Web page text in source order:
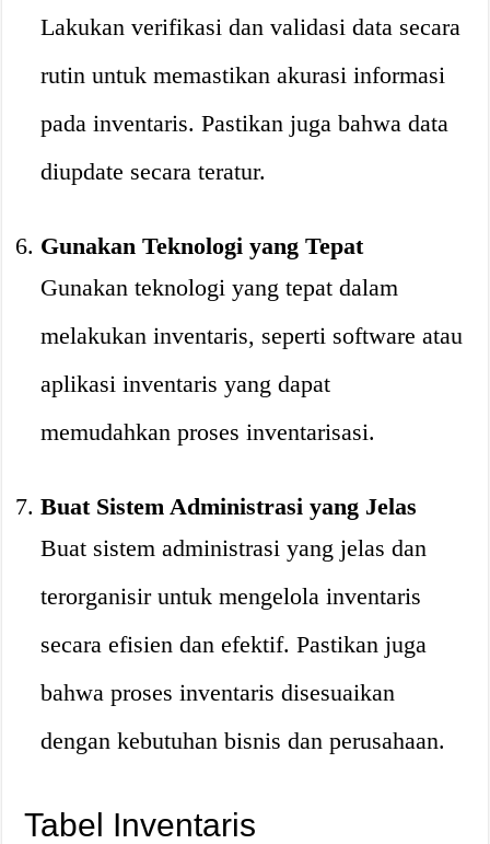
Lakukan verifikasi dan validasi data secara
rutin untuk memastikan akurasi informasi
pada inventaris. Pastikan juga bahwa data
diupdate secara teratur.
Gunakan Teknologi yang Tepat
Gunakan teknologi yang tepat dalam
melakukan inventaris, seperti software atau
aplikasi inventaris yang dapat
memudahkan proses inventarisasi.
Buat Sistem Administrasi yang Jelas
Buat sistem administrasi yang jelas dan
terorganisir untuk mengelola inventaris
secara efisien dan efektif. Pastikan juga
bahwa proses inventaris disesuaikan
dengan kebutuhan bisnis dan perusahaan.
Tabel Inventaris